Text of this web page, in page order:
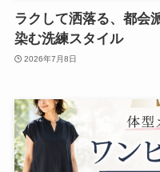
ラクして洒落る、都会
染む洗練スタイル
2026年7月8日